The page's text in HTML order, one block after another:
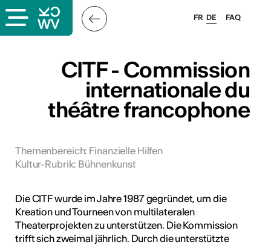
FAQ
FR DE
CITF - Commission
internationale du
théâtre francophone
Themenbereich: Finanzielle Hilfen
Kultur-Rubrik: Bühnenkunst
Die CITF wurde im Jahre 1987 gegründet, um die
Kreation und Tourneen von multilateralen
Theaterprojekten zu unterstützen. Die Kommission
trifft sich zweimal jährlich. Durch die unterstützte